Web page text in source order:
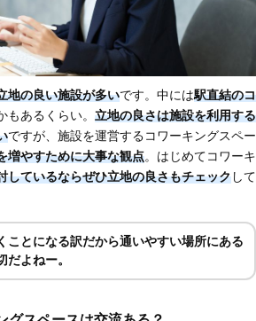
地の良い施設が多いです。中には駅直結のコ
もあるくらい。 立地の良さは施設を利用する
ですが、施設を運営するコワーキングスペー
増やすために大事な観点。はじめてコワーキ
しているならぜひ立地の良さもチェックして
ことになる訳だから通いやすい場所にある
だよねー。